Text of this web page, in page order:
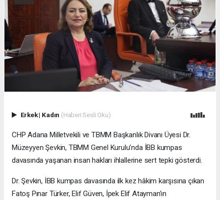
Erkek| Kadın (Haberi Sesli Oku)
CHP Adana Milletvekili ve TBMM Başkanlık Divanı Üyesi Dr.
Müzeyyen Şevkin, TBMM Genel Kurulu’nda İBB kumpas
davasında yaşanan insan hakları ihlallerine sert tepki gösterdi.
Dr. Şevkin, İBB kumpas davasında ilk kez hâkim karşısına çıkan
Fatoş Pınar Türker, Elif Güven, İpek Elif Atayman’ın